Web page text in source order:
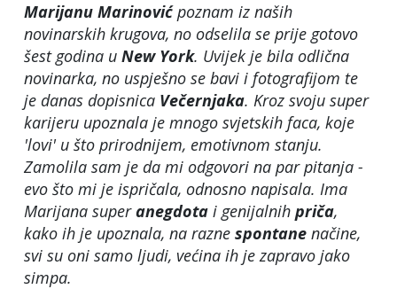
Marijanu Marinovićpoznam iz naših
novinarskih krugova, no odselila se prije gotovo
šest godina u New York. Uvijek je bila odlična
novinarka, no uspješno se bavi i fotografijom te
je danas dopisnica Večernjaka. Kroz svoju super
karijeru upoznala je mnogo svjetskih faca, koje
'lovi' u što prirodnijem, emotivnom stanju.
Zamolila sam je da mi odgovori na par pitanja -
evo što mi je ispričala, odnosno napisala. Ima
Marijana superanegdota i genijalnih priča,
kako ih je upoznala, na razne spontane načine,
svi su oni samo ljudi, većina ih je zapravo jako
simpa.